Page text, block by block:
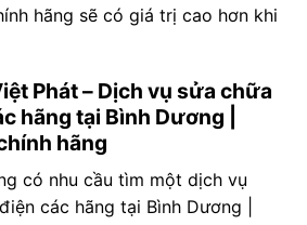
hãng sẽ có giá trị cao hơn khi
Phát – Dịch vụ sửa chữa
hãng tại Bình Dương |
hãng
có nhu cầu tìm một dịch vụ
các hãng tại Bình Dương |